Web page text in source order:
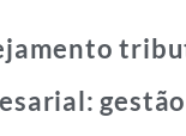
gestão